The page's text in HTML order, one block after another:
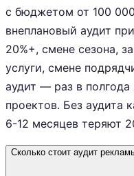
с бюджетом от 100
внеплановый аудит
20%+, смене сезона,
услуги, смене
аудит — раз в
проектов. Без аудита
6-12 месяцев теряют
Сколько стоит аудит